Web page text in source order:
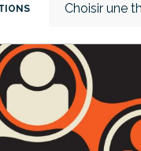
Choisir une